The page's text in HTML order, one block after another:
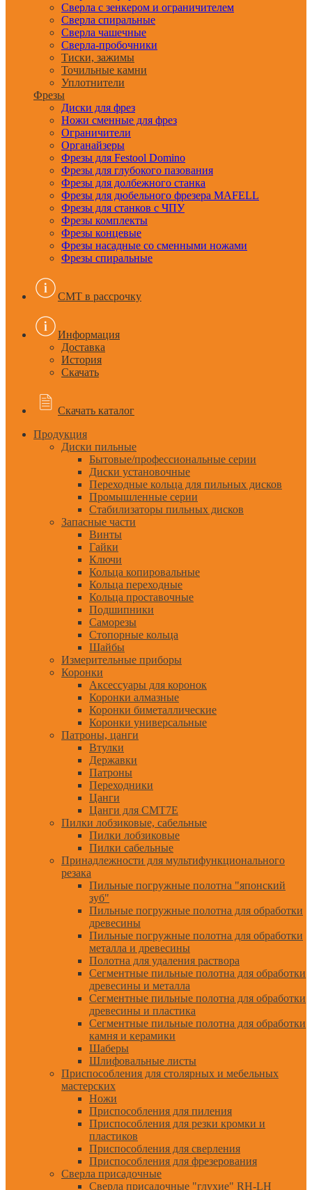
Сверла с зенкером и ограничителем
Сверла спиральные
Сверла чашечные
Сверла-пробочники
Тиски, зажимы
Точильные камни
Уплотнители
Фрезы
Диски для фрез
Ножи сменные для фрез
Ограничители
Органайзеры
Фрезы для Festool Domino
Фрезы для глубокого пазования
Фрезы для долбежного станка
Фрезы для дюбельного фрезера MAFELL
Фрезы для станков с ЧПУ
Фрезы комплекты
Фрезы концевые
Фрезы насадные со сменными ножами
Фрезы спиральные
CMT в рассрочку
Информация
Доставка
История
Скачать
Скачать каталог
Продукция
Диски пильные
Бытовые/профессиональные серии
Диски установочные
Переходные кольца для пильных дисков
Промышленные серии
Стабилизаторы пильных дисков
Запасные части
Винты
Гайки
Ключи
Кольца копировальные
Кольца переходные
Кольца проставочные
Подшипники
Саморезы
Стопорные кольца
Шайбы
Измерительные приборы
Коронки
Аксессуары для коронок
Коронки алмазные
Коронки биметаллические
Коронки универсальные
Патроны, цанги
Втулки
Державки
Патроны
Переходники
Цанги
Цанги для CMT7E
Пилки лобзиковые, сабельные
Пилки лобзиковые
Пилки сабельные
Принадлежности для мультифункционального
резака
Пильные погружные полотна "японский
зуб"
Пильные погружные полотна для обработки
древесины
Пильные погружные полотна для обработки
металла и древесины
Полотна для удаления раствора
Сегментные пильные полотна для обработки
древесины и металла
Сегментные пильные полотна для обработки
древесины и пластика
Сегментные пильные полотна для обработки
камня и керамики
Шаберы
Шлифовальные листы
Приспособления для столярных и мебельных
мастерских
Ножи
Приспособления для пиления
Приспособления для резки кромки и
пластиков
Приспособления для сверления
Приспособления для фрезерования
Сверла присадочные
Сверла присадочные "глухие" RH-LH